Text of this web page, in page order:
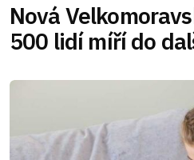
Nová
500 lidí míří do